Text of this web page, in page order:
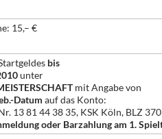
15,– €
bis
unter
mit Angabe von
Datum auf das Konto:
13 81 44 38 35, KSK Köln, BLZ
oder Barzahlung am 1.